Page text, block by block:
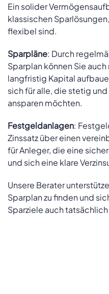
Ein solider
klassischen
flexibel sind.
Sparpläne: Durch
Sparplan können Sie
langfristig Kapital
sich für alle, die stetig
ansparen möchten.
Festgeldanlagen:
Zinssatz über einen
für Anleger, die eine
und sich eine klare
Unsere Berater
Sparplan zu finden und
Sparziele auch